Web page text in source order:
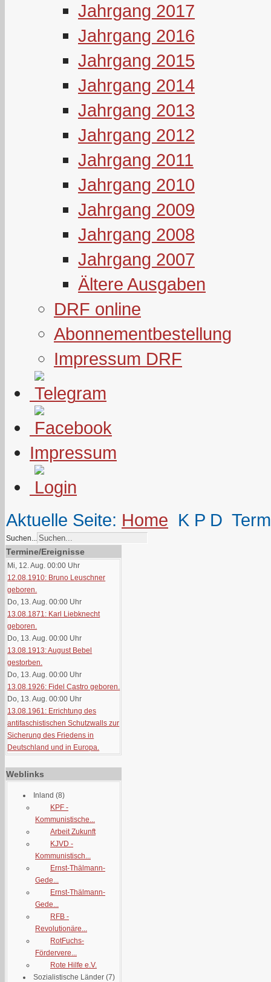
Jahrgang 2017
Jahrgang 2016
Jahrgang 2015
Jahrgang 2014
Jahrgang 2013
Jahrgang 2012
Jahrgang 2011
Jahrgang 2010
Jahrgang 2009
Jahrgang 2008
Jahrgang 2007
Ältere Ausgaben
DRF online
Abonnementbestellung
Impressum DRF
Impressum
Aktuelle Seite: Home K P D
Suchen...
Termine/Ereignisse
Mi, 12. Aug. 00:00 Uhr
12.08.1910: Bruno Leuschner
geboren.
Do, 13. Aug. 00:00 Uhr
13.08.1871: Karl Liebknecht
geboren.
Do, 13. Aug. 00:00 Uhr
13.08.1913: August Bebel
gestorben.
Do, 13. Aug. 00:00 Uhr
13.08.1926: Fidel Castro geboren.
Do, 13. Aug. 00:00 Uhr
13.08.1961: Errichtung des
antifaschistischen Schutzwalls zur
Sicherung des Friedens in
Deutschland und in Europa.
Weblinks
Inland (8)
KPF -
Kommunistische...
Arbeit Zukunft
KJVD -
Kommunistisch...
Ernst-Thälmann-
Gede...
Ernst-Thälmann-
Gede...
RFB -
Revolutionäre...
RotFuchs-
Fördervere...
Rote Hilfe e.V.
Sozialistische Länder (7)